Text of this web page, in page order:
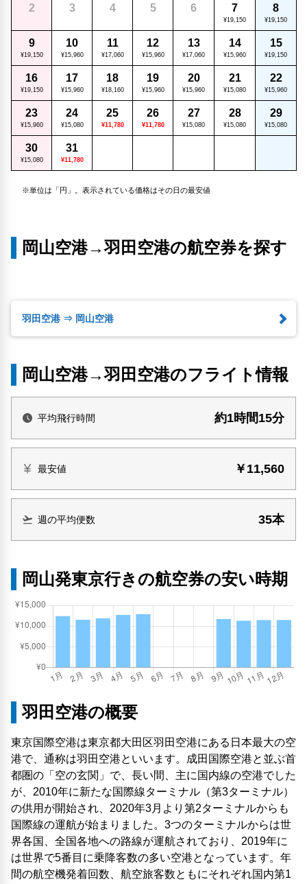
2 3 4 5 6 7
¥19,150
8
¥19,150
9
¥19,150
10
¥15,960
11
¥17,060
12
¥15,960
13
¥17,060
14
¥15,960
15
¥19,150
16
¥19,150
17
¥15,960
18
¥18,160
19
¥15,960
20
¥15,960
21
¥15,080
22
¥15,960
23
¥15,960
24
¥15,080
25
¥11,780
26
¥11,780
27
¥15,080
28
¥15,080
29
¥15,080
30
¥15,080
31
¥11,780
※単位は「円」。表示されている価格はその日の最安値
岡山空港→羽田空港の航空券を探す
羽田空港 ⇒ 岡山空港
岡山空港→羽田空港のフライト情報
平均飛行時間 約1時間15分
最安値 ￥11,560
週の平均便数 35本
岡山発東京行きの航空券の安い時期
羽田空港の概要
東京国際空港は東京都大田区羽田空港にある日本最大の空
港で、通称は羽田空港といいます。成田国際空港と並ぶ首
都圏の「空の玄関」で、長い間、主に国内線の空港でした
が、2010年に新たな国際線ターミナル（第3ターミナル）
の供用が開始され、2020年3月より第2ターミナルからも
国際線の運航が始まりました。3つのターミナルからは世
界各国、全国各地への路線が運航されており、2019年に
は世界で5番目に乗降客数の多い空港となっています。年
間の航空機発着回数、航空旅客数ともにそれぞれ国内第1